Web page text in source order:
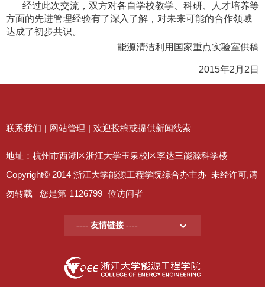
经过此次交流，双方对各自学校教学、科研、人才培养等
方面的先进管理经验有了深入了解，对未来可能的合作领域
达成了初步共识。
能源清洁利用国家重点实验室供稿
2015年2月2日
联系我们 网站管理 欢迎投稿或提供新闻线索
地址：杭州市西湖区浙江大学玉泉校区李达三能源科学楼
Copyright© 2014 浙江大学能源工程学院综合办主办 未经许可,请
勿转载 您是第 1126799 位访问者
---- 友情链接 ----